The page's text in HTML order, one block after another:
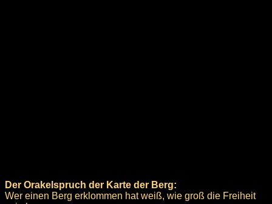
Der Orakelspruch der Karte der Berg:
Wer einen Berg erklommen hat weiß, wie groß die Freiheit